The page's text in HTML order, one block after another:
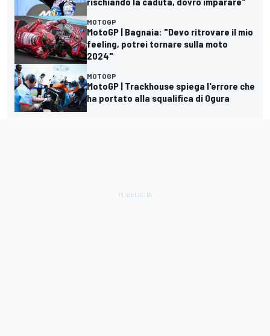
MOTOGP
MotoGP | Bagnaia: "Devo ritrovare il mio
feeling, potrei tornare sulla moto
2024"
MOTOGP
MotoGP | Trackhouse spiega l'errore che
ha portato alla squalifica di Ogura